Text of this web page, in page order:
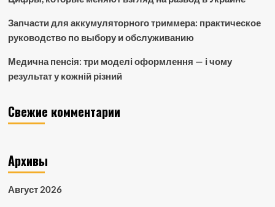
Запчасти для аккумуляторного триммера: практическое
руководство по выбору и обслуживанию
Медична пенсія: три моделі оформлення — і чому
результат у кожній різний
Свежие комментарии
Архивы
Август 2026